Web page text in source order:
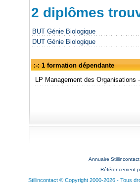
2 diplômes
BUT Génie Biologique
DUT Génie Biologique
:-: 1 formation dépendante
LP Management des
Annuaire
Référencement
Stillincontact © Copyright 2000-2026 - Tous